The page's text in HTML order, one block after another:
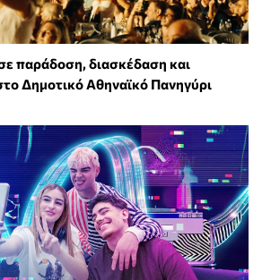
παράδοση, διασκέδαση και
Δημοτικό Αθηναϊκό Πανηγύρι